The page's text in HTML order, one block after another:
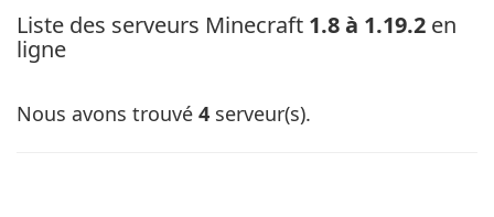
Liste des serveurs Minecraft 1.8 à 1.19.2 en
ligne
Nous avons trouvé 4 serveur(s).